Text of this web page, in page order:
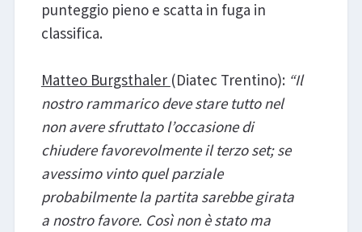
punteggio pieno e scatta in fuga in
classifica.
Matteo Burgsthaler (Diatec Trentino): “Il
nostro rammarico deve stare tutto nel
non avere sfruttato l’occasione di
chiudere favorevolmente il terzo set; se
avessimo vinto quel parziale
probabilmente la partita sarebbe girata
a nostro favore. Così non è stato ma